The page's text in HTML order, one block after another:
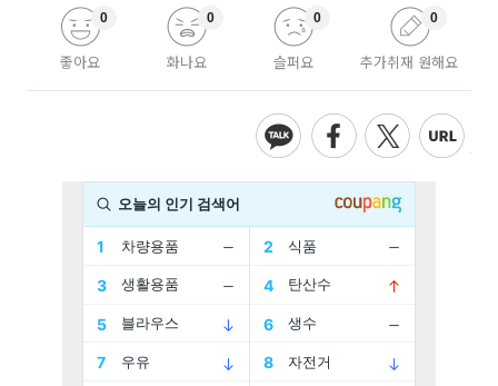
좋아요
0
화나요
0
슬퍼요
0
추가취재 원해요
0